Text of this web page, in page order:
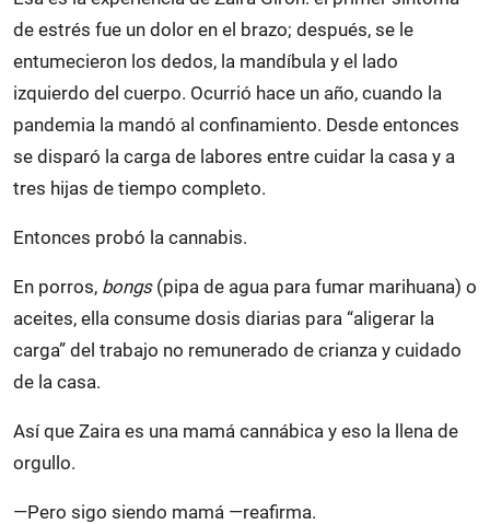
de estrés fue un dolor en el brazo; después, se le
entumecieron los dedos, la mandíbula y el lado
izquierdo del cuerpo. Ocurrió hace un año, cuando la
pandemia la mandó al confinamiento. Desde entonces
se disparó la carga de labores entre cuidar la casa y a
tres hijas de tiempo completo.
Entonces probó la cannabis.
En porros, bongs(pipa de agua para fumar marihuana) o
aceites, ella consume dosis diarias para “aligerar la
carga” del trabajo no remunerado de crianza y cuidado
de la casa.
Así que Zaira es una mamá cannábica y eso la llena de
orgullo.
—Pero sigo siendo mamá —reafirma.